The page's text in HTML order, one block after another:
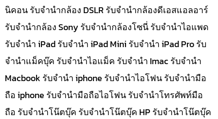
นิคอน รับจำนำกล้อง DSLR รับจำนำกล้องดีเอสแอลอาร์
รับจำนำกล้อง Sony รับจำนำกล้องโซนี่ รับจำนำไอแพด
รับจำนำ iPad รับจำนำ iPad Mini รับจำนำ iPad Pro รับ
จำนำแม็คบุ๊ค รับจำนำไอแม็ค รับจำนำ Imac รับจำนำ
Macbook รับจำนำ iphone รับจำนำไอโฟน รับจำนำมือ
ถือ iphone รับจำนำมือถือไอโฟน รับจำนำโทรศัพท์มือ
ถือ รับจำนำโน๊ตบุ๊ค รับจำนำโน๊ตบุ๊ค HP รับจำนำโน๊ตบุ๊ค